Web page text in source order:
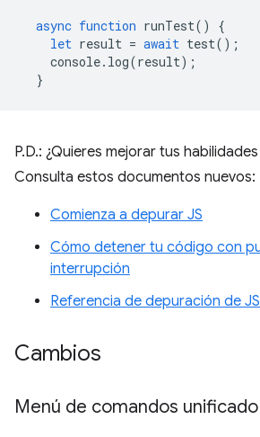
async function runTest()
{
let result = await test();
console. log(result);
}
P.D.: ¿Quieres mejorar tus
Consulta estos documentos nuevos:
Comienza a depurar JS
Cómo detener tu código con
interrupción
Referencia de depuración de JS
Cambios
Menú de comandos unificado